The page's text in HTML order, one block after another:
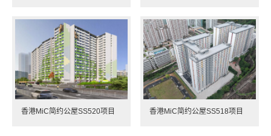
香港MiC简约公屋SS520项目 香港MiC简约公屋SS518项目